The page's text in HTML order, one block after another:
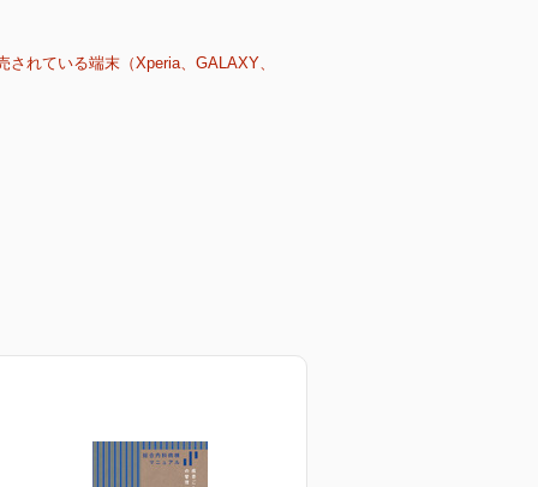
れている端末（Xperia、GALAXY、